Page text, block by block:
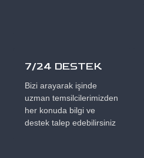
7/24 DESTEK
Bizi arayarak işinde
uzman temsilcilerimizden
her konuda bilgi ve
destek talep edebilirsiniz